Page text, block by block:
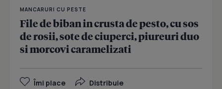
MANCARURI CU PESTE
File de biban in crusta de pesto, cu sos
de rosii, sote de ciuperci, piureuri duo
si morcovi caramelizati
Îmi place Distribuie